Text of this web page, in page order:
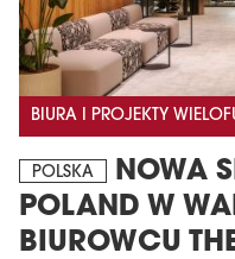
BIURA I PROJEKTY
POLSKA
NOWA
POLAND W
BIUROWCU